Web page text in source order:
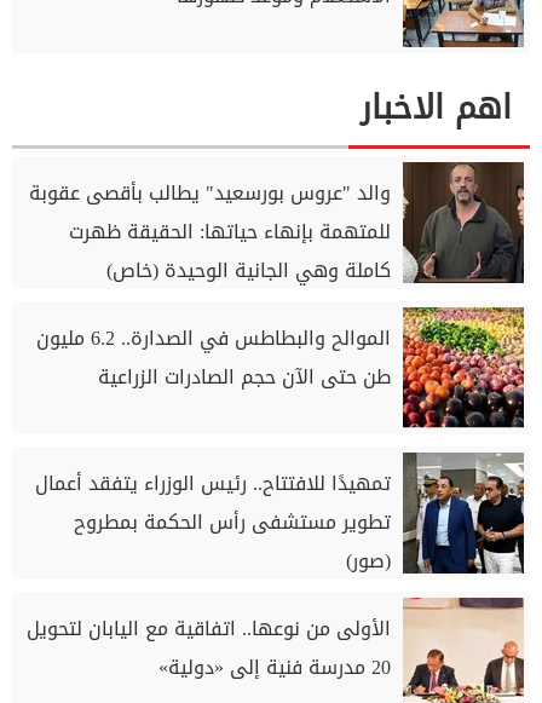
اهم الاخبار
والد "عروس بورسعيد" يطالب بأقصى عقوبة
للمتهمة بإنهاء حياتها: الحقيقة ظهرت
كاملة وهي الجانية الوحيدة (خاص)
الموالح والبطاطس في الصدارة.. 6.2 مليون
طن حتى الآن حجم الصادرات الزراعية
تمهيدًا للافتتاح.. رئيس الوزراء يتفقد أعمال
تطوير مستشفى رأس الحكمة بمطروح
(صور)
الأولى من نوعها.. اتفاقية مع اليابان لتحويل
20 مدرسة فنية إلى «دولية»